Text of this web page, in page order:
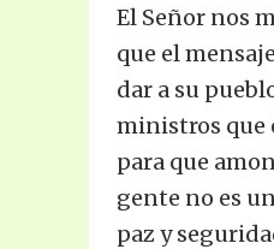
El Señor nos
que el
dar a su
ministros que
para que
gente no es
paz y